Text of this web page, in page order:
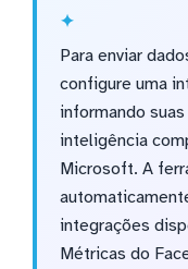
Para enviar
configure uma
informando
inteligência
Microsoft. A
integrações
Métricas do